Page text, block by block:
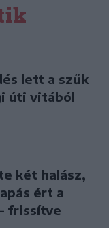
lett a szűk
úti vitából
két halász,
ért a
frissítve